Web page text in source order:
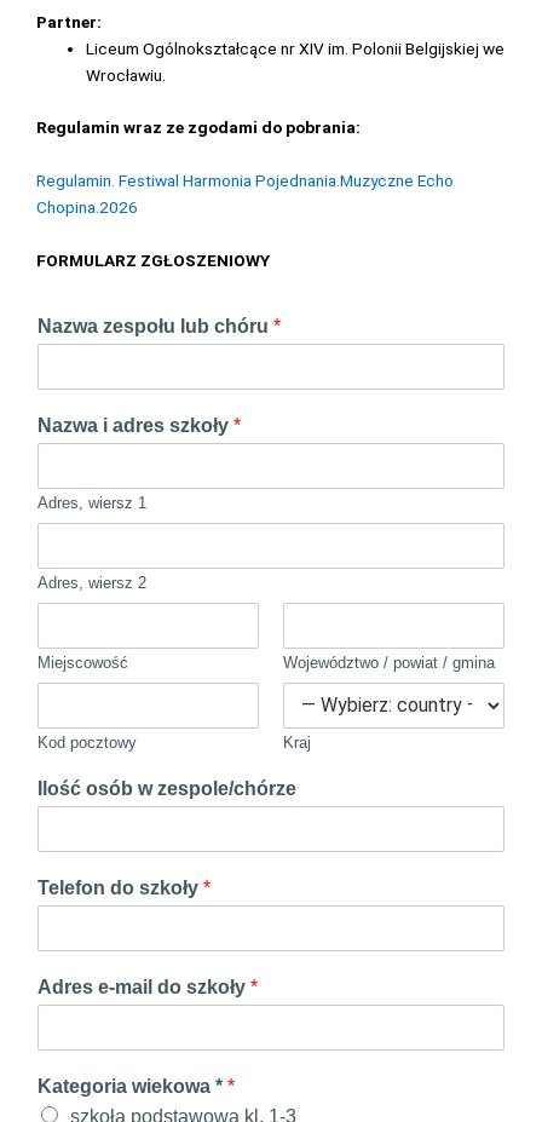
Partner:
Liceum Ogólnokształcące nr XIV im. Polonii Belgijskiej we
Wrocławiu.
Regulamin wraz ze zgodami do pobrania:
Regulamin. Festiwal Harmonia Pojednania.Muzyczne Echo
Chopina.2026
FORMULARZ ZGŁOSZENIOWY
Nazwa zespołu lub chóru *
Nazwa i adres szkoły *
Adres, wiersz 1
Adres, wiersz 2
Miejscowość Województwo / powiat / gmina
Kod pocztowy Kraj
Ilość osób w zespole/chórze
Telefon do szkoły *
Adres e-mail do szkoły *
Kategoria wiekowa * *
szkoła podstawowa kl. 1-3